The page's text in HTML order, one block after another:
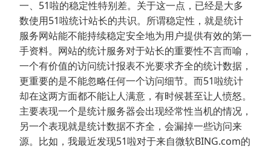
一、51啦的稳定性特别差。关于这一点，已经是大多
数使用51啦统计站长的共识。所谓稳定性，就是统计
服务网站能不能持续稳定安全地为用户提供有效的第一
手资料。网站的统计服务对于站长的重要性不言而喻，
一个有价值的访问统计报表不光要求齐全的统计数据，
更重要的是不能忽略任何一个访问细节。而51啦统计
却在这两方面都不能让人满意，有时候甚至让人愤怒。
主要表现一个是统计服务器会出现经常性当机的情况，
另一个表现就是统计数据不齐全，会漏掉一些访问来
源。比如，我最近发现51啦对于来自微软BING.com的